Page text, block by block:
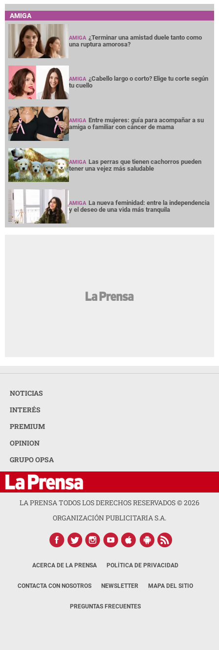
AMIGA
AMIGA ¿Terminar una amistad duele tanto como
una ruptura amorosa?
AMIGA ¿Cabello largo o corto? Elige tu corte según
tu cuello
AMIGA Entre mujeres: guía para acompañar a su
amiga o familiar con cáncer de mama
AMIGA Las perras que tienen cachorros pueden
tener una vejez más saludable
AMIGA La nueva feminidad: entre la independencia
y el deseo de una vida más tranquila
NOTICIAS
INTERÉS
PREMIUM
OPINION
GRUPO OPSA
LA PRENSA TODOS LOS DERECHOS RESERVADOS ©2026
ORGANIZACIÓN PUBLICITARIA S.A.
ACERCA DE LA PRENSA POLÍTICA DE PRIVACIDAD
CONTACTA CON NOSOTROS NEWSLETTER MAPA DEL SITIO
PREGUNTAS FRECUENTES